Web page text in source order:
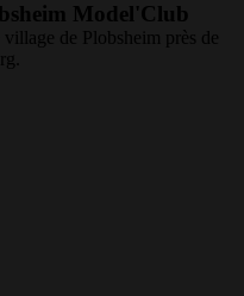
Model'Club
de Plobsheim près de